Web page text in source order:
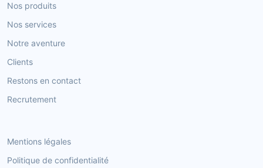
Nos produits
Nos services
Notre aventure
Clients
Restons en contact
Recrutement
Mentions légales
Politique de confidentialité